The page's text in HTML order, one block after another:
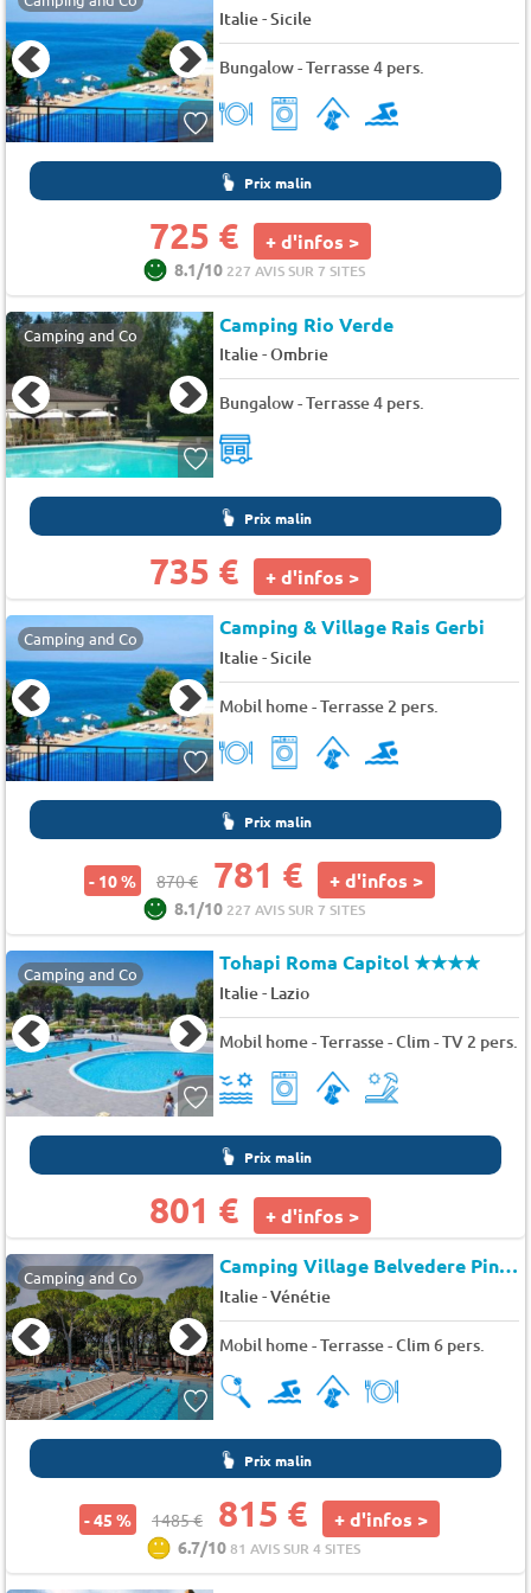
Italie-Sicile
Bungalow - Terrasse 4 pers.
Prix malin
725 € + d'infos >
8.1/10 227 AVIS SUR 7 SITES
Camping and Co Camping Rio Verde
Italie-Ombrie
Bungalow - Terrasse 4 pers.
Prix malin
735 € + d'infos >
Camping and Co Camping & Village Rais Gerbi
Italie-Sicile
Mobil home - Terrasse 2 pers.
Prix malin
- 10 % 870 € 781 € + d'infos >
8.1/10 227 AVIS SUR 7 SITES
Camping and Co Tohapi Roma Capitol★★★★
Italie- Lazio
Mobil home - Terrasse - Clim - TV 2 pers.
Prix malin
801 € + d'infos >
Camping and Co Camping Village Belvedere Pineta
Italie-Vénétie
Mobil home - Terrasse - Clim 6 pers.
Prix malin
- 45 % 1485 € 815 € + d'infos >
6.7/1081 AVIS SUR 4 SITES